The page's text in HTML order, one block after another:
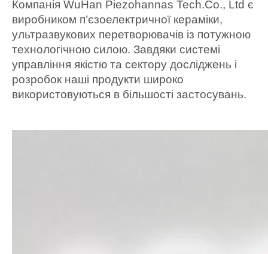
Компанія WuHan Piezohannas Tech.Co., Ltd є
виробником п’єзоелектричної кераміки,
ультразвукових перетворювачів із потужною
технологічною силою. Завдяки системі
управління якістю та сектору досліджень і
розробок наші продукти широко
використовуються в більшості застосувань.